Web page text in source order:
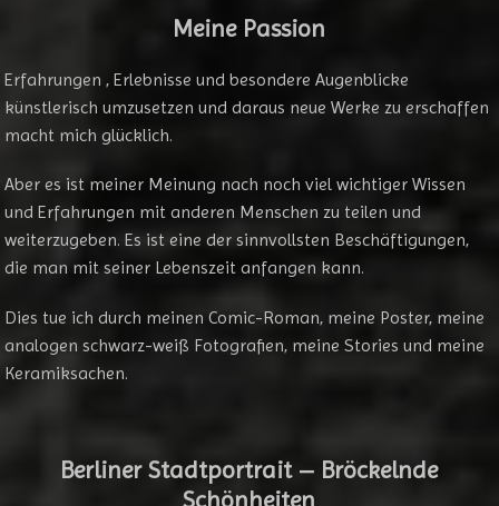
Meine Passion
Erfahrungen , Erlebnisse und besondere Augenblicke
künstlerisch umzusetzen und daraus neue Werke zu erschaffen
macht mich glücklich.
Aber es ist meiner Meinung nach noch viel wichtiger Wissen
und Erfahrungen mit anderen Menschen zu teilen und
weiterzugeben. Es ist eine der sinnvollsten Beschäftigungen,
die man mit seiner Lebenszeit anfangen kann.
Dies tue ich durch meinen Comic-Roman, meine Poster, meine
analogen schwarz-weiß Fotografien, meine Stories und meine
Keramiksachen.
Berliner Stadtportrait – Bröckelnde
Schönheiten